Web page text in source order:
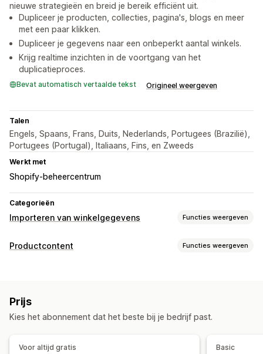
nieuwe strategieën en breid je bereik efficiënt uit.
Dupliceer je producten, collecties, pagina's, blogs en meer
met een paar klikken.
Dupliceer je gegevens naar een onbeperkt aantal winkels.
Krijg realtime inzichten in de voortgang van het
duplicatieproces.
Bevat automatisch vertaalde tekst Origineel weergeven
Talen
Engels, Spaans, Frans, Duits, Nederlands, Portugees (Brazilië),
Portugees (Portugal), Italiaans, Fins, en Zweeds
Werkt met
Shopify-beheercentrum
Categorieën
Importeren van winkelgegevens Functies weergeven
Gegevenssynchronisatie
Bulkexport
Productcontent Functies weergeven
Prijs
Kies het abonnement dat het beste bij je bedrijf past.
Voor altijd gratis Basic